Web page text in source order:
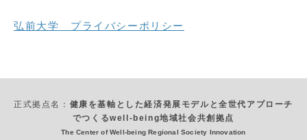
弘前大学 プライバシーポリシー
正式拠点名： 健康を基軸とした経済発展モデルと全世代アプローチ
でつくるwell-being地域社会共創拠点
The Center of Well-being Regional Society Innovation